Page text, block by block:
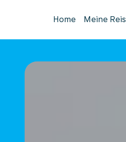
Home Meine